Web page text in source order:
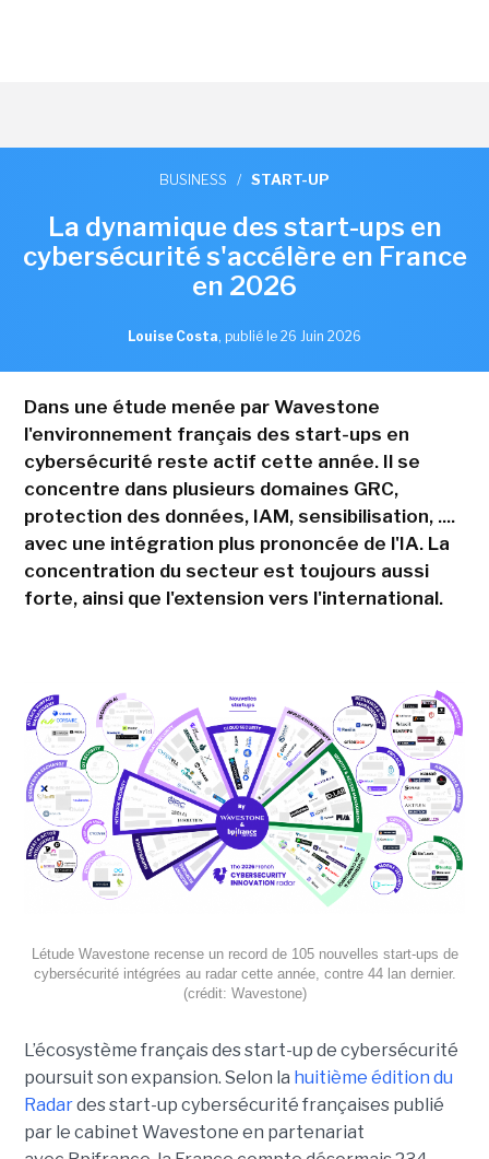
BUSINESS / START-UP
La dynamique des start-ups en
cybersécurité s'accélère en France
en 2026
Louise Costa, publié le 26 Juin 2026
Dans une étude menée par Wavestone
l'environnement français des start-ups en
cybersécurité reste actif cette année. Il se
concentre dans plusieurs domaines GRC,
protection des données, IAM, sensibilisation, ....
avec une intégration plus prononcée de l'IA. La
concentration du secteur est toujours aussi
forte, ainsi que l'extension vers l'international.
Létude Wavestone recense un record de 105 nouvelles start-ups de
cybersécurité intégrées au radar cette année, contre 44 lan dernier.
(crédit: Wavestone)
L’écosystème français des start-up de cybersécurité
poursuit son expansion. Selon la huitième édition du
Radardes start-up cybersécurité françaises publié
par le cabinet Wavestone en partenariat